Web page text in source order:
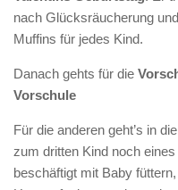
Archiv
Presse
Waldspielgruppe
Pädagogisches Konzept
Wald- und
nach Glücksräucherung
Muffins für jedes Kind.
Danach gehts für die
Vorschule
Für die anderen geht’s in
zum dritten Kind noch
beschäftigt mit Baby